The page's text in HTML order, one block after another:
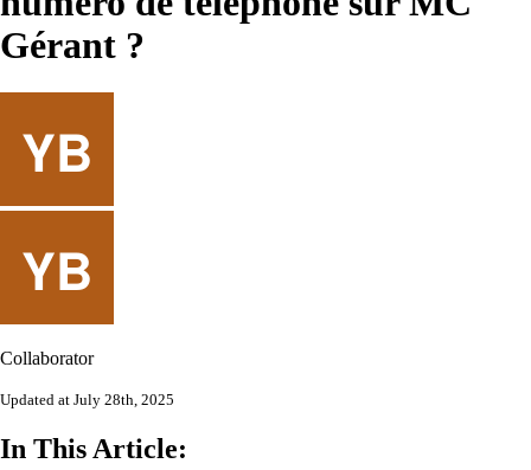
Gérant ?
Collaborator
Updated at July 28th, 2025
In This Article: